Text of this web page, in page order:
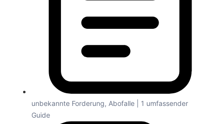
unbekannte Forderung, Abofalle | 1 umfassender
Guide